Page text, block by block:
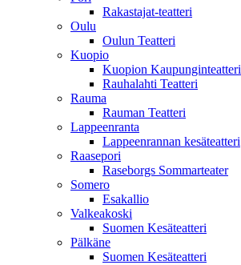
Rakastajat-teatteri
Oulu
Oulun Teatteri
Kuopio
Kuopion Kaupunginteatteri
Rauhalahti Teatteri
Rauma
Rauman Teatteri
Lappeenranta
Lappeenrannan kesäteatteri
Raasepori
Raseborgs Sommarteater
Somero
Esakallio
Valkeakoski
Suomen Kesäteatteri
Pälkäne
Suomen Kesäteatteri